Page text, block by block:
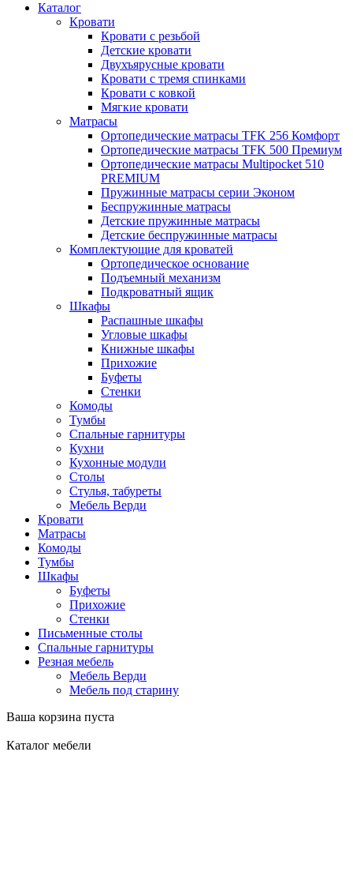
Каталог
Кровати
Кровати с резьбой
Детские кровати
Двухъярусные кровати
Кровати с тремя спинками
Кровати с ковкой
Мягкие кровати
Матрасы
Ортопедические матрасы TFK 256 Комфорт
Ортопедические матрасы TFK 500 Премиум
Ортопедические матрасы Multipocket 510
PREMIUM
Пружинные матрасы серии Эконом
Беспружинные матрасы
Детские пружинные матрасы
Детские беспружинные матрасы
Комплектующие для кроватей
Ортопедическое основание
Подъемный механизм
Подкроватный ящик
Шкафы
Распашные шкафы
Угловые шкафы
Книжные шкафы
Прихожие
Буфеты
Стенки
Комоды
Тумбы
Спальные гарнитуры
Кухни
Кухонные модули
Столы
Стулья, табуреты
Мебель Верди
Кровати
Матрасы
Комоды
Тумбы
Шкафы
Буфеты
Прихожие
Стенки
Письменные столы
Спальные гарнитуры
Резная мебель
Мебель Верди
Мебель под старину
Ваша корзина пуста
Каталог мебели